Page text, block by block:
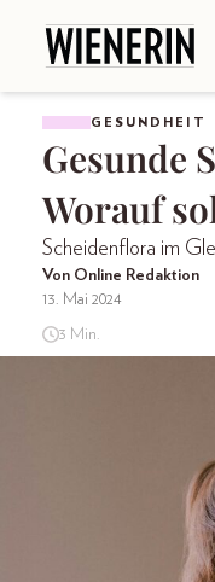
GESUNDHEIT
Gesunde
Worauf
Scheidenflora im
Von Online Redaktion
13. Mai 2024
3 Min.